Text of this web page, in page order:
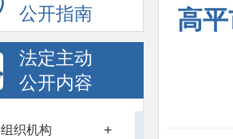
公开指南
法定主动
公开内容
组织机构 +
高